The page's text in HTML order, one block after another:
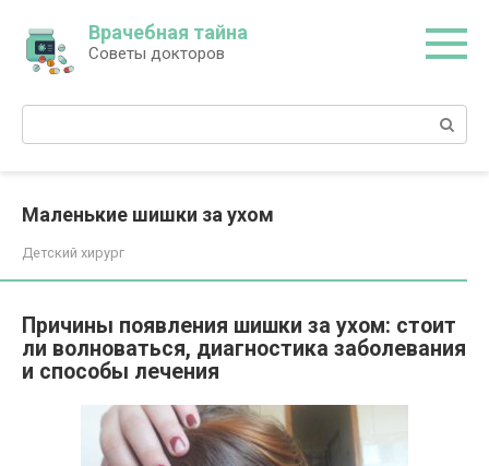
контенту
Врачебная тайна
Советы докторов
Поиск:
Маленькие шишки за ухом
Детский хирург
Причины появления шишки за ухом: стоит
ли волноваться, диагностика заболевания
и способы лечения